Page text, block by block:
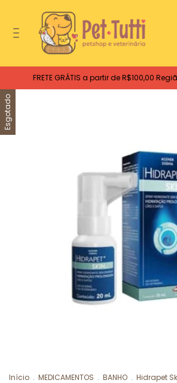
FRETE GRÁTIS a partir de R$100,00
Esgotado
Início . MEDICAMENTOS . BANHO . Hidrapet